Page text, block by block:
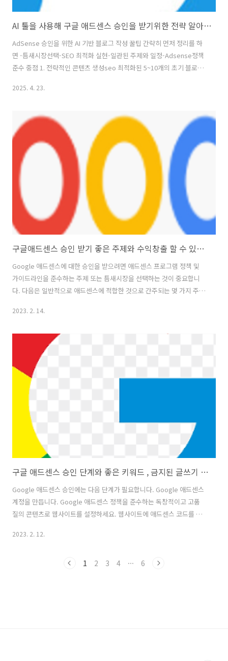
AI 툴을 사용해 구글 애드센스 승인을 받기위한 전략 알아보기
AdSense 승인을 위한 AI 기반 블로그 작성 꿀팁 간략히 먼저 정리를 하
면 -틈새시장선택-SEO 최적화 실현-일관된 주제와 일정-Adsense정책
준수 중점 1. 전략적인 콘텐츠 생성seo 최적화된 5~10개의 초기 블로그
세팅합니다. 2. 틈새시장 선택전문성을 보여주는 틈새시장(예:여행, IT,
된 블로그 내용을 작성합니다 3. AI 기반 최적화CHAT GPT와 같은 AI 도
구를 활용하여 AdSense에 최적화된 기사를 생성한 후, 트렌드 주제에
따라 콘텐츠 일정을 만들고, 글쓰기 스타일을 개선하여 가독성과 SEO 효
과를 극대화시킵니다 4,..
2025. 4. 23.
구글애드센스 승인 받기 좋은 주제와 수익창출 할 수 있는 아이디어 공유
Google 애드센스에 대한 승인을 받으려면 애드센스 프로그램 정책 및
가이드라인을 준수하는 주제 또는 틈새시장을 선택하는 것이 중요합니
다. 다음은 일반적으로 애드센스에 적합한 것으로 간주되는 몇 가지 주제
좋은 선택이 될 수 있습니다. 건강 및 웰빙: 피트니스, 영양, 정신 건강 및
있습니다. 교육: 온라인 과정, 학업 요령 및 교육 리소스와 관련된 주제는
좋은 선택이 될 수 있습니다. 기술: 소프트웨어, 하드웨어, 가젯 및 기타
기술 제품과 관련된 주제는 애드센스에 적합한 옵션이 될 수 있습니다.
여행: 여행, 관광 및 모험과 관련된 주제는 애드센스에 적합..
2023. 2. 14.
구글 애드센스 승인 단계와 좋은 키워드 , 금지된 글쓰기 내용 알아보기
Google 애드센스 승인에는 다음 단계가 필요합니다. Google 애드센스
계정을 만듭니다. Google 애드센스 정책을 준수하는 독창적이고 고품
질의 콘텐츠로 웹사이트를 설정하세요. 웹사이트에 애드센스 코드를 추
지 결정할 때까지 기다리십시오. 참고: 승인에는 며칠에서 몇 주가 걸릴
유를 불문하고 언제든지 애드센스 계정을 거부하거나 중단할 권리를 보
2023. 2. 12.
1 2 3 4 ··· 6